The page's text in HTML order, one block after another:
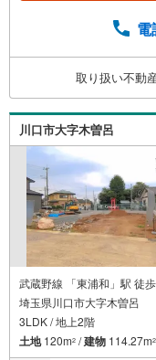
円のご紹介料
マイカーでも
ーベッド完備
な』がここに
メニティ、大
電
取り扱い不動
川口市大字木曽呂
武蔵野線 「東浦和」駅 徒
埼玉県川口市大字木曽呂
3LDK / 地上2階
土地120m2 /建物 114.27m2